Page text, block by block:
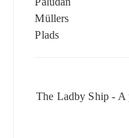
The Ladby Ship -